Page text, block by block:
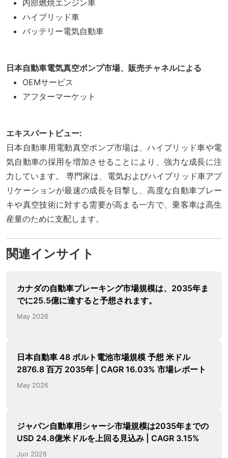
内部燃焼エンジン車
ハイブリッド車
バッテリー電気自動車
日本自動車電気真空ポンプ市場、販売チャネルによる
OEMサービス
アフターマーケット
エキスパートビュー:
日本自動車用電動真空ポンプ市場は、ハイブリッド車や電
気自動車の採用を増加させることにより、強力な成長に注
力しています。 専門家は、電気およびハイブリッド車アプ
リケーションが最速の成長を目撃し、高度な自動車ブレー
キや真空技術に対する需要が高まる一方で、乗客車は高生
産量のために支配します。
関連インサイト
カナダの自動車ブレーキング市場規模は、2035年ま
でに25.5億に達すると予想されます。
May 2026
日本自動車 48 ボルト電池市場規模 予想 米ドル
2876.8 百万 2035年 | CAGR 16.03% 市場レポート
May 2026
ジャパン自動車用シャーシ市場規模は2035年までの
USD 24.8億米ドルを上回る見込み | CAGR 3.15%
Jun 2026